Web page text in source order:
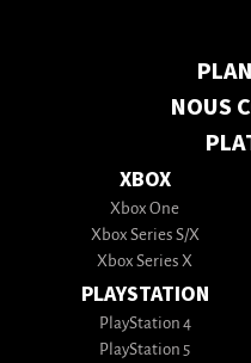
NOUS
XBOX
Xbox One
Xbox Series S/X
Xbox Series X
PLAYSTATION
PlayStation 4
PlayStation 5